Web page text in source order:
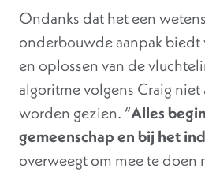
Ondanks dat het een
onderbouwde aanpak biedt
en oplossen van de
algoritme volgens Craig
worden gezien. “Alles
gemeenschap en bij het
overweegt om mee te doen